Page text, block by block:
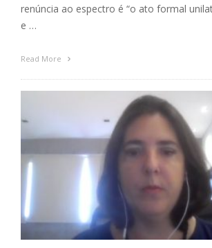
renúncia ao espectro é “o ato formal
e …
Read More